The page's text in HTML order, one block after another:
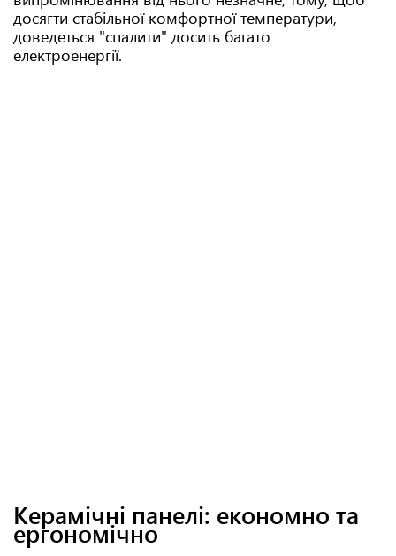
досягти стабільної комфортної температури,
доведеться "спалити" досить багато
електроенергії.
Керамічні панелі: економно та
ергономічно